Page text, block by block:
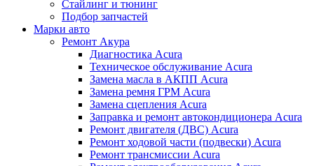
Стайлинг и тюнинг
Подбор запчастей
Марки авто
Ремонт Акура
Диагностика Acura
Техническое обслуживание Acura
Замена масла в АКПП Acura
Замена ремня ГРМ Acura
Замена сцепления Acura
Заправка и ремонт автокондиционера Acura
Ремонт двигателя (ДВС) Acura
Ремонт ходовой части (подвески) Acura
Ремонт трансмиссии Acura